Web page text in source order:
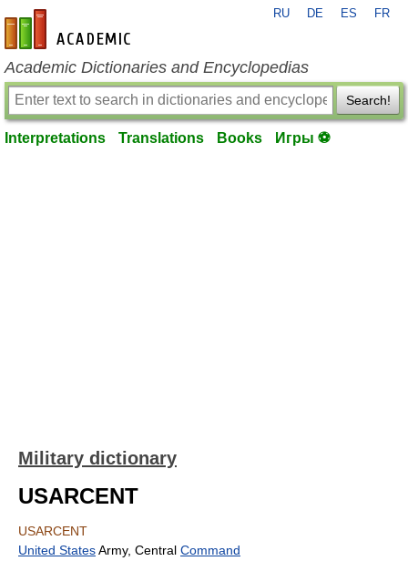
en-academic.com
RU DE ES FR
Academic Dictionaries and Encyclopedias
Search!
Interpretations Translations Books Игры ⚽
Military dictionary
USARCENT
USARCENT
United StatesArmy, Central Command